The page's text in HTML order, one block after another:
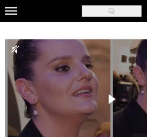
Skip
to
main
content
Moda
Ślub i wesele
Styl życia
Nasze akcje